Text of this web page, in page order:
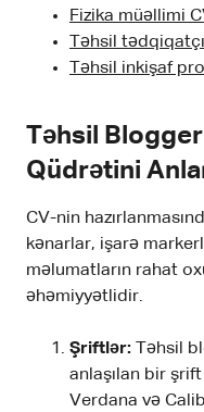
Fizika müəllimi
Təhsil
Təhsil inkişaf
Təhsil
Qüdrətini
CV-nin
kənarlar, işarə
məlumatların rahat
əhəmiyyətlidir.
Şriftlər: Təhsil
anlaşılan bir
Verdana və